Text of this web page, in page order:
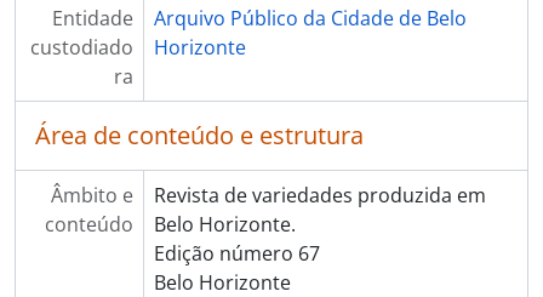
Entidade
custodiado
ra
Arquivo Público da Cidade de Belo
Horizonte
Área de conteúdo e estrutura
Âmbito e
conteúdo
Revista de variedades produzida em
Belo Horizonte.
Edição número 67
Belo Horizonte